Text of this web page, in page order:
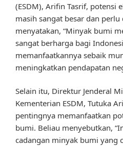
(ESDM), Arifin Tasrif, potensi
masih sangat besar dan
menyatakan, “Minyak bumi
sangat berharga bagi
memanfaatkannya sebaik
meningkatkan pendapatan
Selain itu, Direktur Jenderal
Kementerian ESDM, Tutuka
pentingnya memanfaatkan
bumi. Beliau menyebutkan,
cadangan minyak bumi yang